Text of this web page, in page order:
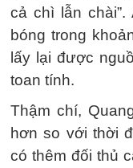
cả chì lẫn
bóng trong
lấy lại được
toan tính.
Thậm chí,
hơn so với thời
có thêm đối thủ